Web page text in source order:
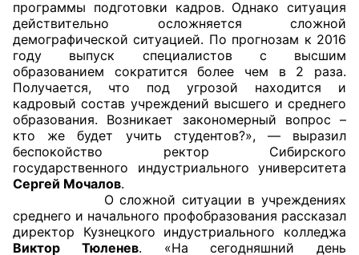
программы подготовки кадров. Однако ситуация
действительно осложняется сложной
демографической ситуацией. По прогнозам к 2016
году выпуск специалистов с высшим
образованием сократится более чем в 2 раза.
Получается, что под угрозой находится и
кадровый состав учреждений высшего и среднего
образования. Возникает закономерный вопрос –
кто же будет учить студентов?», — выразил
беспокойство ректор Сибирского
государственного индустриального университета
Сергей Мочалов.
О сложной ситуации в учреждениях
среднего и начального профобразования рассказал
директор Кузнецкого индустриального колледжа
Виктор Тюленев. «На сегодняшний день